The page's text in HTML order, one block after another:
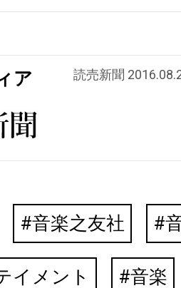
ア 読売新聞
音楽之友社
イメント 音楽